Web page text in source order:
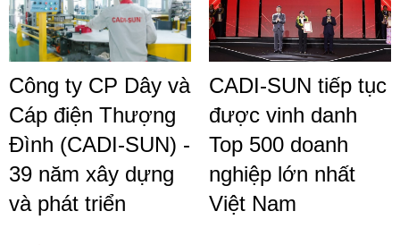
Công ty CP Dây và
Cáp điện Thượng
Đình (CADI-SUN) -
39 năm xây dựng
và phát triển
CADI-SUN tiếp tục
được vinh danh
Top 500 doanh
nghiệp lớn nhất
Việt Nam